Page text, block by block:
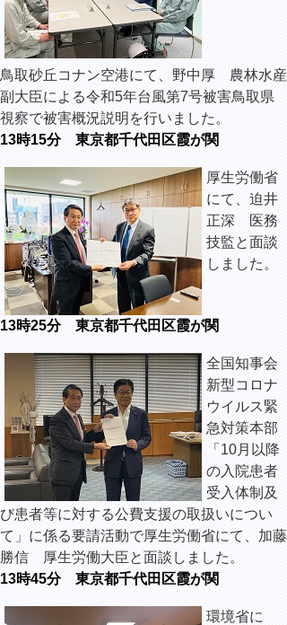
鳥取砂丘コナン空港にて、野中厚 農林水産
副大臣による令和5年台風第7号被害鳥取県
視察で被害概況説明を行いました。
13時15分 東京都千代田区霞が関
厚生労働省
にて、迫井
正深 医務
技監と面談
しました。
13時25分 東京都千代田区霞が関
全国知事会
新型コロナ
ウイルス緊
急対策本部
「10月以降
の入院患者
受入体制及
び患者等に対する公費支援の取扱いについ
て」に係る要請活動で厚生労働省にて、加藤
勝信 厚生労働大臣と面談しました。
13時45分 東京都千代田区霞が関
環境省に